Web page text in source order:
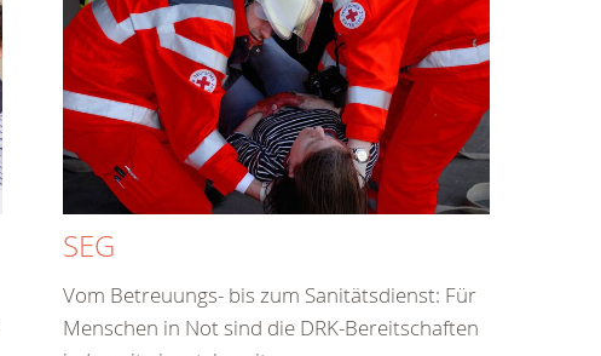
SEG
Vom Betreuungs- bis zum Sanitätsdienst: Für
Menschen in Not sind die DRK-Bereitschaften